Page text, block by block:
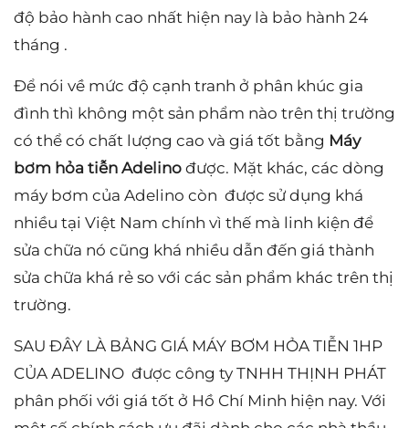
độ bảo hành cao nhất hiện nay là bảo hành 24
tháng .
Để nói về mức độ cạnh tranh ở phân khúc gia
đình thì không một sản phẩm nào trên thị trường
có thể có chất lượng cao và giá tốt bằng Máy
bơm hỏa tiễn Adelino được. Mặt khác, các dòng
máy bơm của Adelino còn được sử dụng khá
nhiều tại Việt Nam chính vì thế mà linh kiện để
sửa chữa nó cũng khá nhiều dẫn đến giá thành
sửa chữa khá rẻ so với các sản phẩm khác trên thị
trường.
SAU ĐÂY LÀ BẢNG GIÁ MÁY BƠM HỎA TIỄN 1HP
CỦA ADELINO được công ty TNHH THỊNH PHÁT
phân phối với giá tốt ở Hồ Chí Minh hiện nay. Với